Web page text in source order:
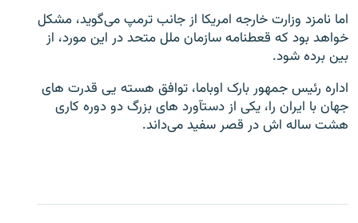
اما نامزد وزارت خارجه امریکا از جانب ترمپ می‌گوید، مشکل
خواهد بود که قعطنامه سازمان ملل متحد در این مورد، از
بین برده شود.
اداره رئیس جمهور بارک اوباما، توافق هسته یی قدرت های
جهان با ایران را، یکی از دستآورد های بزرگ دو دوره کاری
هشت ساله اش در قصر سفید می‌داند.